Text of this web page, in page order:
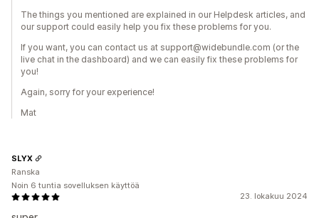
The things you mentioned are explained in our Helpdesk articles, and
our support could easily help you fix these problems for you.
If you want, you can contact us at support@widebundle.com (or the
live chat in the dashboard) and we can easily fix these problems for
you!
Again, sorry for your experience!
Mat
23. lokakuu 2024
SLYX
Ranska
Noin 6 tuntia sovelluksen käyttöä